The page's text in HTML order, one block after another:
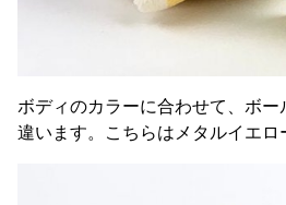
ボディのカラーに合わせて、ボ
違います。こちらはメタルイエロ